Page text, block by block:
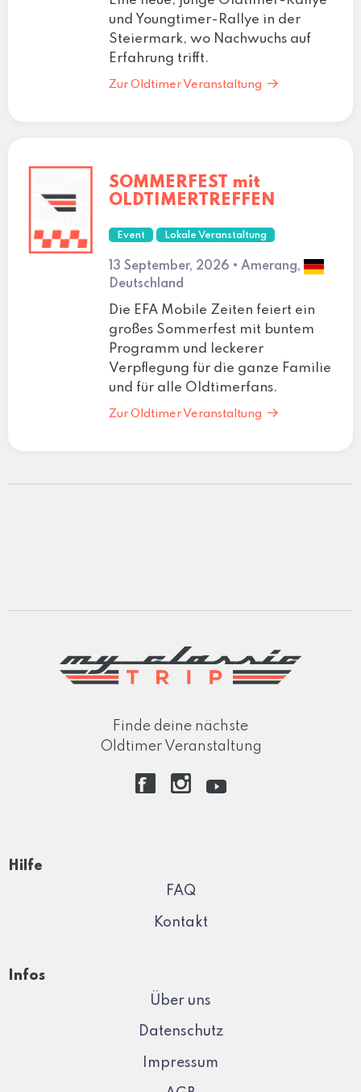
und Youngtimer-Rallye in der
Steiermark, wo Nachwuchs auf
Erfahrung trifft.
Zur Oldtimer Veranstaltung
SOMMERFEST mit
OLDTIMERTREFFEN
Event Lokale Veranstaltung
13 September, 2026 • Amerang,
Deutschland
Die EFA Mobile Zeiten feiert ein
großes Sommerfest mit buntem
Programm und leckerer
Verpflegung für die ganze Familie
und für alle Oldtimerfans.
Zur Oldtimer Veranstaltung
Finde deine nächste
Oldtimer Veranstaltung
Hilfe
FAQ
Kontakt
Infos
Über uns
Datenschutz
Impressum